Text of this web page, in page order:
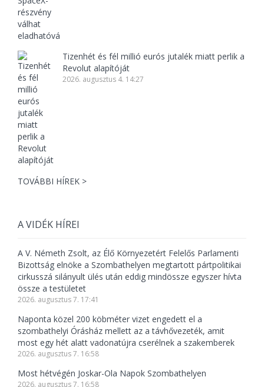
Tizenhét és fél millió eurós jutalék miatt perlik a
Revolut alapítóját
2026. augusztus 4. 14:27
TOVÁBBI HÍREK >
A VIDÉK HÍREI
A V. Németh Zsolt, az Élő Környezetért Felelős Parlamenti
Bizottság elnöke a Szombathelyen megtartott pártpolitikai
cirkusszá silányult ülés után eddig mindössze egyszer hívta
össze a testületet
2026. augusztus 7. 17:41
Naponta közel 200 köbméter vizet engedett el a
szombathelyi Órásház mellett az a távhővezeték, amit
most egy hét alatt vadonatújra cserélnek a szakemberek
2026. augusztus 7. 16:58
Most hétvégén Joskar-Ola Napok Szombathelyen
2026. augusztus 7. 16:58